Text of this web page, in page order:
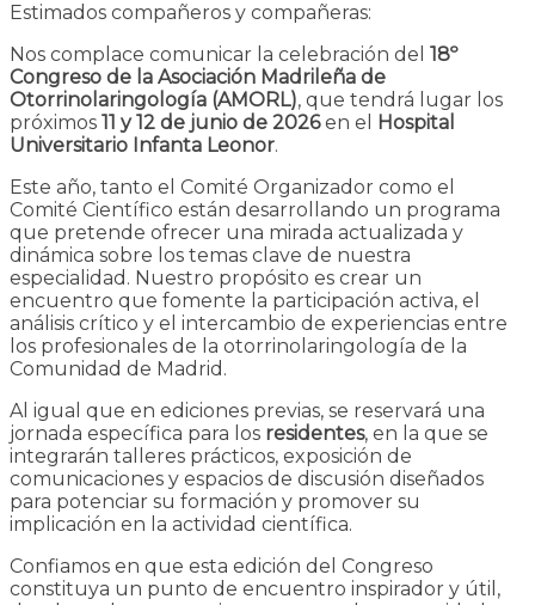
Estimados compañeros y compañeras:
Nos complace comunicar la celebración del 18º
Congreso de la Asociación Madrileña de
Otorrinolaringología (AMORL), que tendrá lugar los
próximos 11 y 12 de junio de 2026en el
Hospital
Universitario Infanta Leonor.
Este año, tanto el Comité Organizador como el
Comité Científico están desarrollando un programa
que pretende ofrecer una mirada actualizada y
dinámica sobre los temas clave de nuestra
especialidad. Nuestro propósito es crear un
encuentro que fomente la participación activa, el
análisis crítico y el intercambio de experiencias entre
los profesionales de la otorrinolaringología de la
Comunidad de Madrid.
Al igual que en ediciones previas, se reservará una
jornada específica para los residentes, en la que se
integrarán talleres prácticos, exposición de
comunicaciones y espacios de discusión diseñados
para potenciar su formación y promover su
implicación en la actividad científica.
Confiamos en que esta edición del Congreso
constituya un punto de encuentro inspirador y útil,